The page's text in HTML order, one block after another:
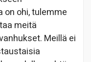
on ohi, tulemme
meitä
Meillä ei